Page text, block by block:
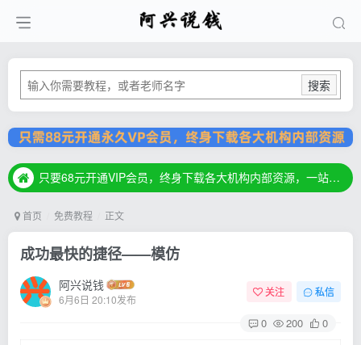
搜索
只要68元开通VIP会员，终身下载各大机构内部资源，一站式草根创业基地，最新最强网赚教程大全，小投入，大回报！
只要68元开通VIP会员，终身下载各大机构内部资源，一站式草根创业基地，最新最强网赚教程大全，小投入，大回报！
首页 免费教程 正文
成功最快的捷径——模仿
阿兴说钱
6月6日 20:10发布
关注 私信
0 200 0